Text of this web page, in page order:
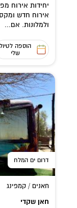
יחידות אירוח
אירוח חדש
ולמלונות. אם...
הוספה לטיול
שלי
דרום ים המלח
חאנים / קמפינג
חאן שקדי